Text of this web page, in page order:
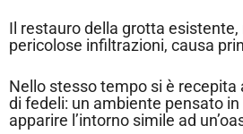
Il restauro della grotta
pericolose infiltrazioni, causa
Nello stesso tempo si è recepita
di fedeli: un ambiente pensato
apparire l’intorno simile ad